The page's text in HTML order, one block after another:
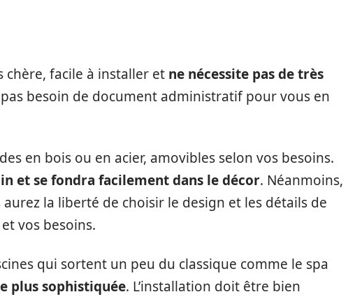
chère, facile à installer et ne nécessite pas de très
pas besoin de document administratif pour vous en
en bois ou en acier, amovibles selon vos besoins.
et se fondra facilement dans le décor. Néanmoins,
la liberté de choisir le design et les détails de
vos besoins.
qui sortent un peu du classique comme le spa
plus sophistiquée. L’installation doit être bien